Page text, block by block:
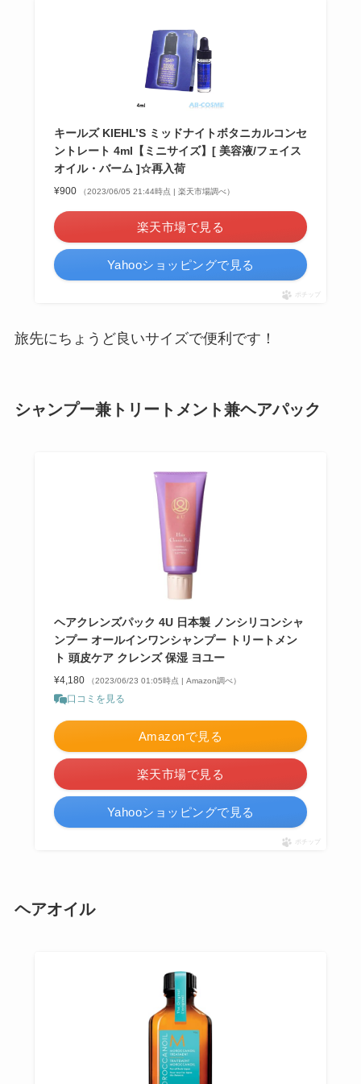
キールズ KIEHL’S ミッドナイトボタニカルコンセ
ントレート 4ml【ミニサイズ】[ 美容液/フェイス
オイル・バーム ]☆再入荷
¥900 （2023/06/05 21:44時点 | 楽天市場調べ）
楽天市場で見る
Yahooショッピングで見る
ポチップ
旅先にちょうど良いサイズで便利です！
シャンプー兼トリートメント兼ヘアパック
ヘアクレンズパック 4U 日本製 ノンシリコンシャ
ンプー オールインワンシャンプー トリートメン
ト 頭皮ケア クレンズ 保湿 ヨユー
¥4,180 （2023/06/23 01:05時点 | Amazon調べ）
口コミを見る
Amazonで見る
楽天市場で見る
Yahooショッピングで見る
ポチップ
ヘアオイル